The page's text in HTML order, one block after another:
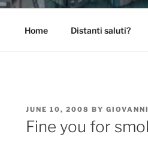
Home Distanti saluti?
POSTED
ON
JUNE 10, 2008 BY
Fine you for